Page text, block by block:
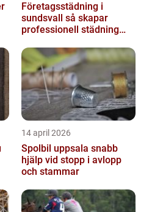
Företagsstädning i
sundsvall så skapar
professionell städning
starkare varum...
14 april 2026
Spolbil uppsala snabb
hjälp vid stopp i avlopp
och stammar